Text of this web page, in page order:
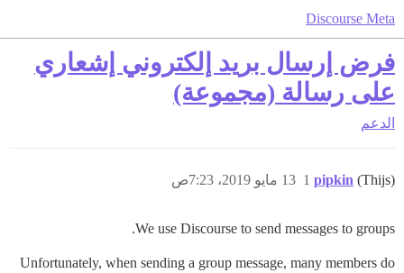
Discourse Meta
فرض إرسال بريد إلكتروني إشعاري
على رسالة (مجموعة)
الدعم
pipkin (Thijs) 13 مايو 2019، 7:23ص 1
We use Discourse to send messages to groups.
Unfortunately, when sending a group message, many members do